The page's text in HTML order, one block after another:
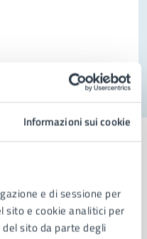
Informazioni sui cookie
e di sessione per
e cookie analitici per
sito da parte degli